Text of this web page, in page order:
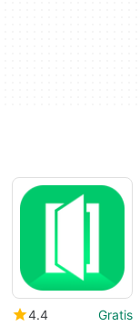
4.4
Gratis